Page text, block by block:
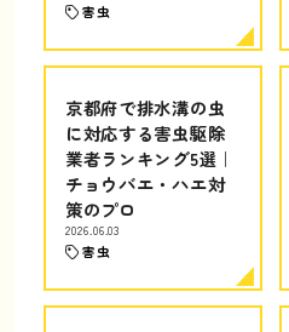
害虫
京都府で排水溝の虫
に対応する害虫駆除
業者ランキング5選｜
チョウバエ・ハエ対
策のプロ
2026.06.03
害虫